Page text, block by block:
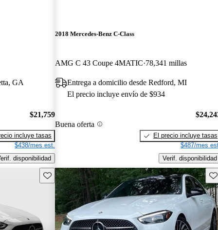
GA
$21,759
incluye tasas
$438/mes est.
disponibilidad
2018 Mercedes-Benz C-Class
AMG C 43 Coupe 4MATIC 78,341 millas
Entrega a domicilio desde Redford, MI
El precio incluye envío de $934
Buena oferta
El precio incluye tasas
$487/mes
Verif. disponibilidad
Guarda este Aviso